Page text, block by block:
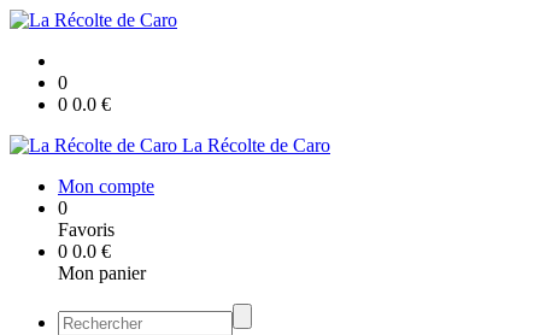
0
0 0.0 €
La Récolte de Caro
Mon compte
0
Favoris
0 0.0 €
Mon panier